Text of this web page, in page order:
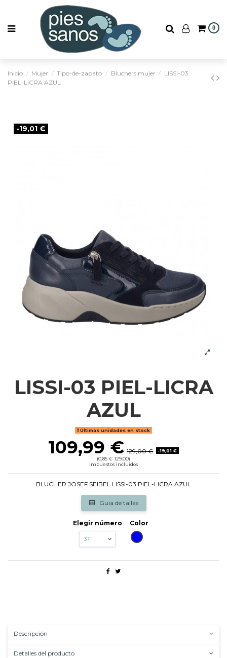
0
Inicio Mujer Tipo-de-zapato Bluchers mujer
LISSI-03
PIEL-LICRA AZUL
-19,01 €
LISSI-03 PIEL-LICRA
AZUL
Últimas unidades en stock
109,99 € 129,00 €
-19,01 €
(0,85 € 129.00)
Impuestos incluidos
BLUCHER JOSEF SEIBEL LISSI-03 PIEL-LICRA AZUL
Guia de tallas
Elegir número
Color
AZUL
Descripción
Detalles del producto